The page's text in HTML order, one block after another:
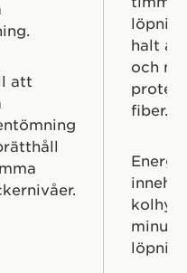
att
halt
och
fiber.